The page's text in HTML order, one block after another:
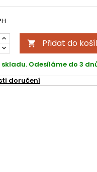
 Přidat do
Odesíláme do 3
doručení